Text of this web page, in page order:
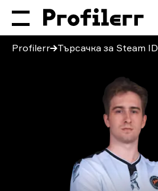
Profilerr Търсачка за Steam ID